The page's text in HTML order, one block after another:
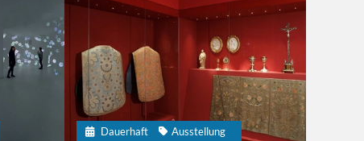
Dauerhaft
Ausstellung